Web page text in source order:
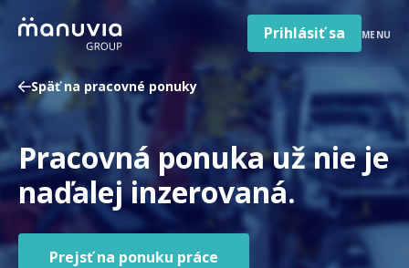
Poradňa a články
Pre firmy a zamestnávateľov
O nás
Slovenčina
Jazyk
Slovensko
Krajina/región
Prihlásiť sa MENU
Späť na pracovné ponuky
Pracovná ponuka už nie je
naďalej inzerovaná.
Prejsť na ponuku práce